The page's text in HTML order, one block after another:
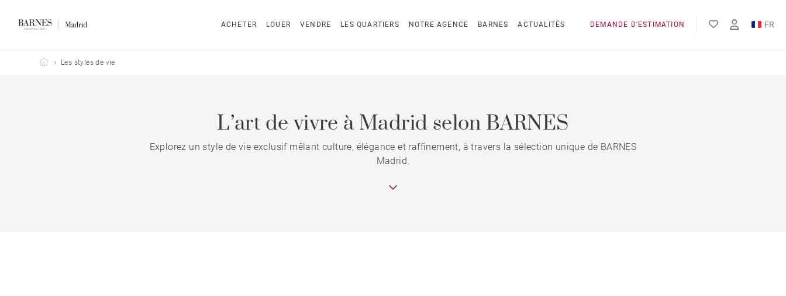
ACHETER LOUER VENDRE LES QUARTIERS NOTRE AGENCE BARNES ACTUALITÉS DEMANDE D'ESTIMATION FR
EN
Barnes Madrid
Les styles de vie
L’art de vivre à Madrid selon BARNES
Explorez un style de vie exclusif mêlant culture, élégance et raffinement, à travers la sélection unique de BARNES
Madrid.